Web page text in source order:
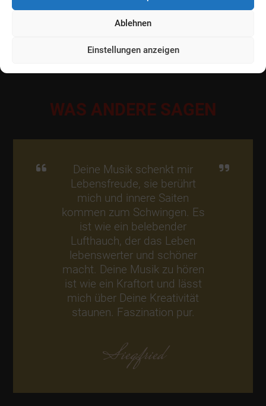
Ablehnen
Einstellungen anzeigen
WAS ANDERE SAGEN
Deine Musik schenkt mir
Lebensfreude, sie berührt
mich und innere Saiten
kommen zum Schwingen. Es
ist wie ein belebender
Lufthauch, der das Leben
lebenswerter und schöner
macht. Deine Musik zu hören
ist wie ein Kraftort und lässt
mich über Deine Kreativität
staunen. Faszination pur.
Siegfried